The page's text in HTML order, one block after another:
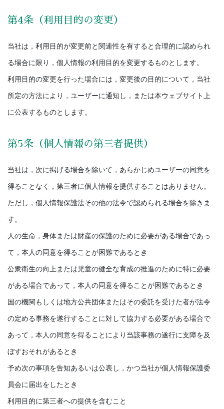
第4条（利用目的の変更）
当社は，利用目的が変更前と関連性を有すると合理的に認められ
る場合に限り，個人情報の利用目的を変更するものとします。
利用目的の変更を行った場合には，変更後の目的について，当社
所定の方法により，ユーザーに通知し，または本ウェブサイト上
に公表するものとします。
第5条（個人情報の第三者提供）
当社は，次に掲げる場合を除いて，あらかじめユーザーの同意を
得ることなく，第三者に個人情報を提供することはありません。
ただし，個人情報保護法その他の法令で認められる場合を除きま
す。
人の生命，身体または財産の保護のために必要がある場合であっ
て，本人の同意を得ることが困難であるとき
公衆衛生の向上または児童の健全な育成の推進のために特に必要
がある場合であって，本人の同意を得ることが困難であるとき
国の機関もしくは地方公共団体またはその委託を受けた者が法令
の定める事務を遂行することに対して協力する必要がある場合で
あって，本人の同意を得ることにより当該事務の遂行に支障を及
ぼすおそれがあるとき
予め次の事項を告知あるいは公表し，かつ当社が個人情報保護委
員会に届出をしたとき
利用目的に第三者への提供を含むこと